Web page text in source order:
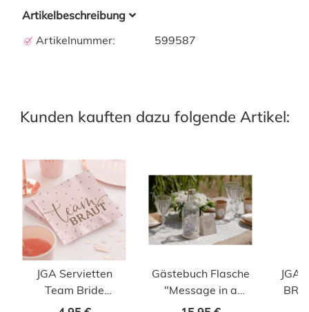
Artikelbeschreibung
Artikelnummer:
599587
Kunden kauften dazu folgende Artikel:
JGA Servietten
Team Bride
rosegold
Gästebuch Flasche
"Message in a
Bottle"
JGA